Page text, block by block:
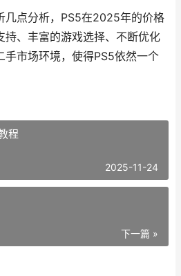
几点分析，PS5在2025年的价格
持、丰富的游戏选择、不断优化
手市场环境，使得PS5依然一个
程
2025-11-24
下一篇 »